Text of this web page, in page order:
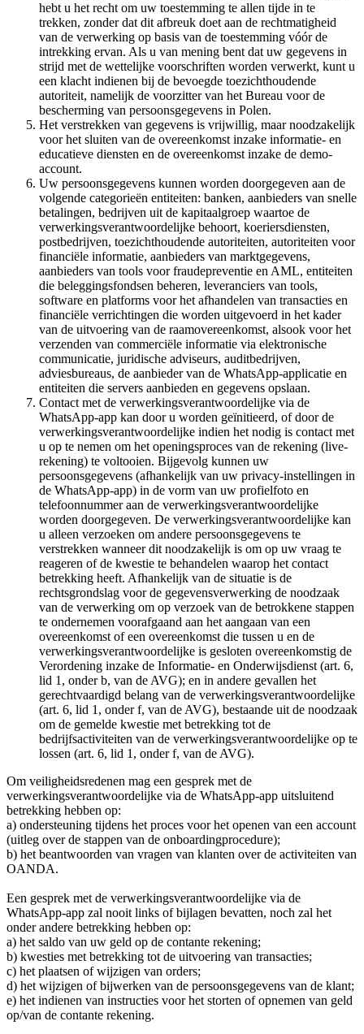
hebt u het recht om uw toestemming te allen tijde in te
trekken, zonder dat dit afbreuk doet aan de rechtmatigheid
van de verwerking op basis van de toestemming vóór de
intrekking ervan. Als u van mening bent dat uw gegevens in
strijd met de wettelijke voorschriften worden verwerkt, kunt u
een klacht indienen bij de bevoegde toezichthoudende
autoriteit, namelijk de voorzitter van het Bureau voor de
bescherming van persoonsgegevens in Polen.
Het verstrekken van gegevens is vrijwillig, maar noodzakelijk
voor het sluiten van de overeenkomst inzake informatie- en
educatieve diensten en de overeenkomst inzake de demo-
account.
Uw persoonsgegevens kunnen worden doorgegeven aan de
volgende categorieën entiteiten: banken, aanbieders van snelle
betalingen, bedrijven uit de kapitaalgroep waartoe de
verwerkingsverantwoordelijke behoort, koeriersdiensten,
postbedrijven, toezichthoudende autoriteiten, autoriteiten voor
financiële informatie, aanbieders van marktgegevens,
aanbieders van tools voor fraudepreventie en AML, entiteiten
die beleggingsfondsen beheren, leveranciers van tools,
software en platforms voor het afhandelen van transacties en
financiële verrichtingen die worden uitgevoerd in het kader
van de uitvoering van de raamovereenkomst, alsook voor het
verzenden van commerciële informatie via elektronische
communicatie, juridische adviseurs, auditbedrijven,
adviesbureaus, de aanbieder van de WhatsApp-applicatie en
entiteiten die servers aanbieden en gegevens opslaan.
Contact met de verwerkingsverantwoordelijke via de
WhatsApp-app kan door u worden geïnitieerd, of door de
verwerkingsverantwoordelijke indien het nodig is contact met
u op te nemen om het openingsproces van de rekening (live-
rekening) te voltooien. Bijgevolg kunnen uw
persoonsgegevens (afhankelijk van uw privacy-instellingen in
de WhatsApp-app) in de vorm van uw profielfoto en
telefoonnummer aan de verwerkingsverantwoordelijke
worden doorgegeven. De verwerkingsverantwoordelijke kan
u alleen verzoeken om andere persoonsgegevens te
verstrekken wanneer dit noodzakelijk is om op uw vraag te
reageren of de kwestie te behandelen waarop het contact
betrekking heeft. Afhankelijk van de situatie is de
rechtsgrondslag voor de gegevensverwerking de noodzaak
van de verwerking om op verzoek van de betrokkene stappen
te ondernemen voorafgaand aan het aangaan van een
overeenkomst of een overeenkomst die tussen u en de
verwerkingsverantwoordelijke is gesloten overeenkomstig de
Verordening inzake de Informatie- en Onderwijsdienst (art. 6,
lid 1, onder b, van de AVG); en in andere gevallen het
gerechtvaardigd belang van de verwerkingsverantwoordelijke
(art. 6, lid 1, onder f, van de AVG), bestaande uit de noodzaak
om de gemelde kwestie met betrekking tot de
bedrijfsactiviteiten van de verwerkingsverantwoordelijke op te
lossen (art. 6, lid 1, onder f, van de AVG).
Om veiligheidsredenen mag een gesprek met de
verwerkingsverantwoordelijke via de WhatsApp-app uitsluitend
betrekking hebben op:
a) ondersteuning tijdens het proces voor het openen van een account
(uitleg over de stappen van de onboardingprocedure);
b) het beantwoorden van vragen van klanten over de activiteiten van
OANDA.
Een gesprek met de verwerkingsverantwoordelijke via de
WhatsApp-app zal nooit links of bijlagen bevatten, noch zal het
onder andere betrekking hebben op:
a) het saldo van uw geld op de contante rekening;
b) kwesties met betrekking tot de uitvoering van transacties;
c) het plaatsen of wijzigen van orders;
d) het wijzigen of bijwerken van de persoonsgegevens van de klant;
e) het indienen van instructies voor het storten of opnemen van geld
op/van de contante rekening.